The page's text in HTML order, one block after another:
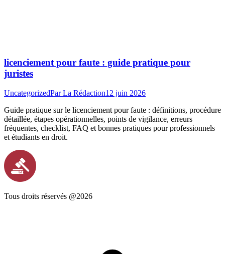
licenciement pour faute : guide pratique pour
juristes
UncategorizedParLa Rédaction12 juin 2026
Guide pratique sur le licenciement pour faute : définitions, procédure
détaillée, étapes opérationnelles, points de vigilance, erreurs
fréquentes, checklist, FAQ et bonnes pratiques pour professionnels
et étudiants en droit.
Tous droits réservés @2026